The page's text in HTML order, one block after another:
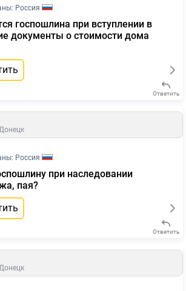
Россия
госпошлина при вступлении в
документы о стоимости дома
Ответить
Россия
при наследовании
пая?
Ответить